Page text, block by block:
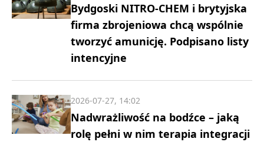
Bydgoski NITRO-CHEM i brytyjska
firma zbrojeniowa chcą wspólnie
tworzyć amunicję. Podpisano listy
intencyjne
Nadwrażliwość na bodźce – jaką
rolę pełni w nim terapia integracji
2026-07-27, 14:02